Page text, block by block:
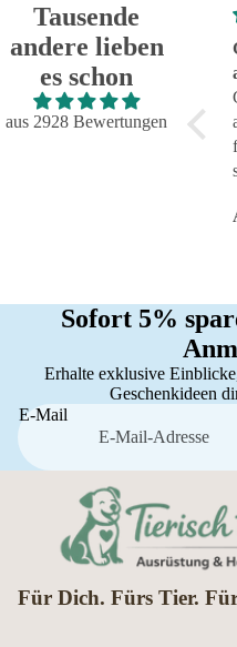
Tausende
andere lieben
es schon
aus 2928 Bewertungen
Super!
Super!
Sofort 5%
Erhalte exklusive
Geschenkideen
E-Mail
Für Dich. Fürs Tier.